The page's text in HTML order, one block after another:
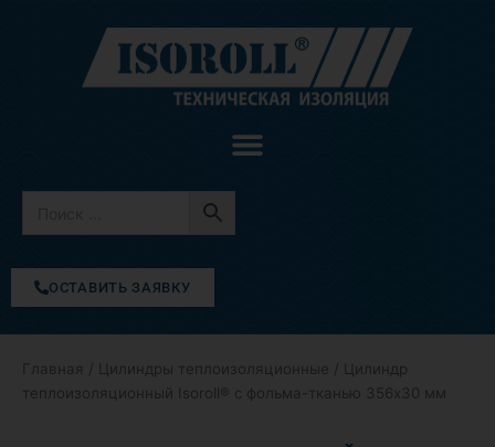
содержимому
ОСТАВИТЬ ЗАЯВКУ
Главная Цилиндры теплоизоляционные / Цилиндр
теплоизоляционный Isoroll® с фольма-тканью 356х30 мм